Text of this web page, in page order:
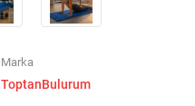
Marka
ToptanBulurum